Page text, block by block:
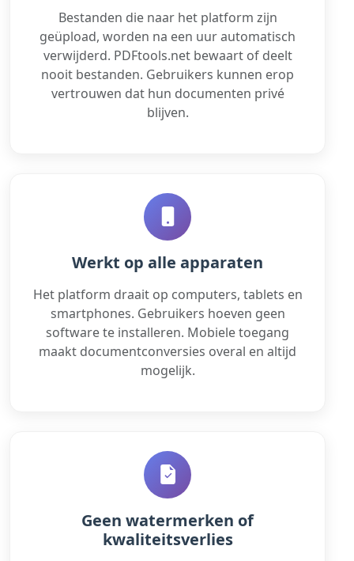
Bestanden die naar het platform zijn
geüpload, worden na een uur automatisch
verwijderd. PDFtools.net bewaart of deelt
nooit bestanden. Gebruikers kunnen erop
vertrouwen dat hun documenten privé
blijven.
Werkt op alle apparaten
Het platform draait op computers, tablets en
smartphones. Gebruikers hoeven geen
software te installeren. Mobiele toegang
maakt documentconversies overal en altijd
mogelijk.
Geen watermerken of
kwaliteitsverlies